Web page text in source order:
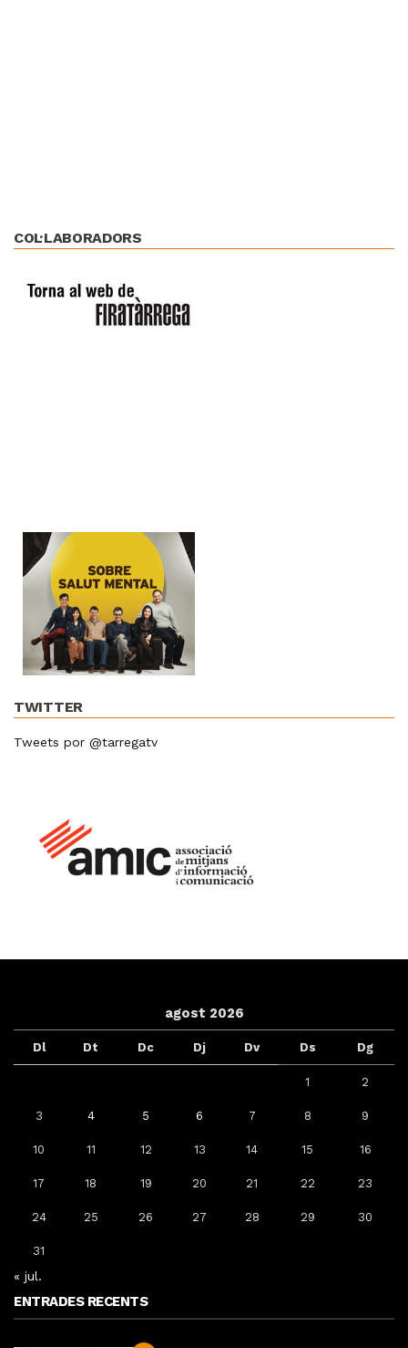
COL·LABORADORS
TWITTER
Tweets por @tarregatv
agost 2026
Dl Dt Dc Dj Dv Ds Dg
1 2
3 4 5 6 7 8 9
10 11 12 13 14 15 16
17 18 19 20 21 22 23
24 25 26 27 28 29 30
31
« jul.
ENTRADES RECENTS